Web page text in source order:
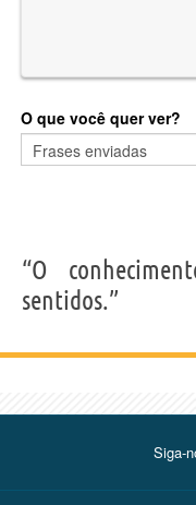
O que você quer ver?
“O
sentidos.”
Siga-